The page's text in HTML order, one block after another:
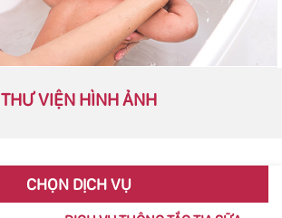
THƯ VIỆN HÌNH ẢNH
CHỌN DỊCH VỤ